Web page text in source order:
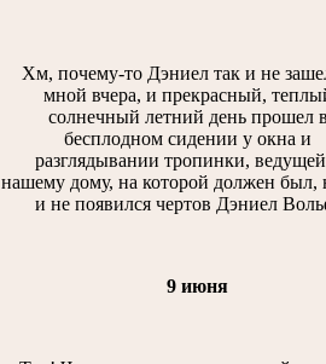
Хм, почему-то Дэниел так и не
мной вчера, и прекрасный,
солнечный летний день прошел
бесплодном сидении у окна и
разглядывании тропинки,
нашему дому, на которой должен был,
и не появился чертов Дэниел
9 июня